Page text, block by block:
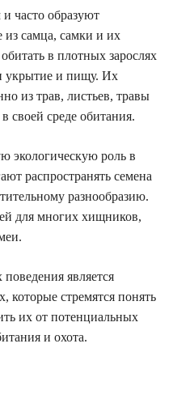
часто образуют
из самца, самки и их
в плотных зарослях
укрытие и пищу. Их
из трав, листьев, травы
своей среде обитания.
экологическую роль в
распространять семена
разнообразию.
для многих хищников,
является
которые стремятся понять
их от потенциальных
и охота.